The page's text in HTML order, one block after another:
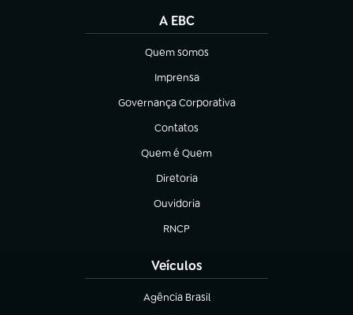
A EBC
Quem somos
(abre em nova aba)
Imprensa
(abre em nova aba)
Governança Corporativa
(abre em nova aba)
Contatos
(abre em nova aba)
Quem é Quem
(abre em nova aba)
Diretoria
(abre em nova aba)
Ouvidoria
(abre em nova aba)
RNCP
(abre em nova aba)
Veículos
Agência Brasil
(abre em nova aba)